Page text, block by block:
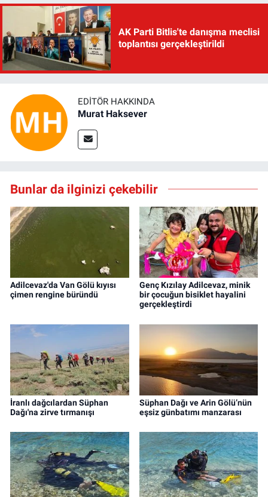
AK Parti Bitlis'te danışma meclisi
toplantısı gerçekleştirildi
EDITÖR HAKKINDA
Murat Haksever
Bunlar da ilginizi çekebilir
Adilcevaz'da Van Gölü kıyısı
çimen rengine büründü
Genç Kızılay Adilcevaz, minik
bir çocuğun bisiklet hayalini
gerçekleştirdi
İranlı dağcılardan Süphan
Dağı'na zirve tırmanışı
Süphan Dağı ve Arin Gölü’nün
eşsiz günbatımı manzarası